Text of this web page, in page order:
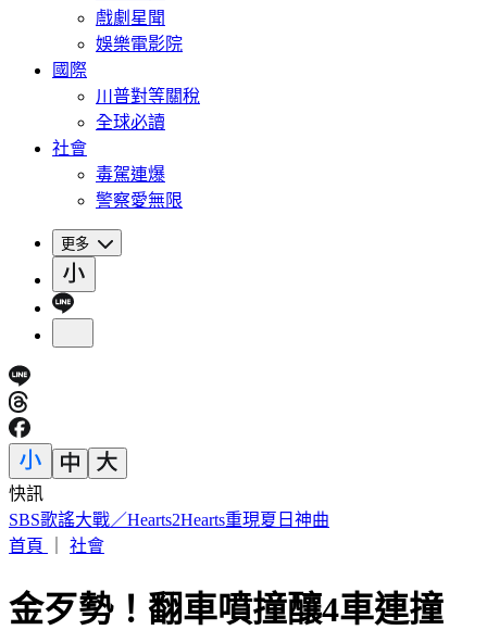
戲劇星聞
娛樂電影院
國際
川普對等關稅
全球必讀
社會
毒駕連爆
警察愛無限
更多
快訊
Hahababy帽T印「哈哈鄙卑」錯字照賣 他酸：抄襲新高度
首頁
社會
金歹勢！翻車噴撞釀4車連撞